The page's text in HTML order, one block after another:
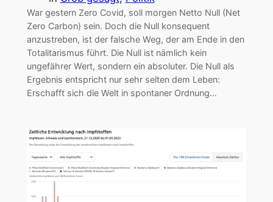
War gestern Zero Covid, soll morgen Netto Null (Net
Zero Carbon) sein. Doch die Null konsequent
anzustreben, ist der falsche Weg, der am Ende in den
Totalitarismus führt. Die Null ist nämlich kein
ungefährer Wert, sondern ein absoluter. Die Null als
Ergebnis entspricht nur sehr selten dem Leben:
Erschafft sich die Welt in spontaner Ordnung…